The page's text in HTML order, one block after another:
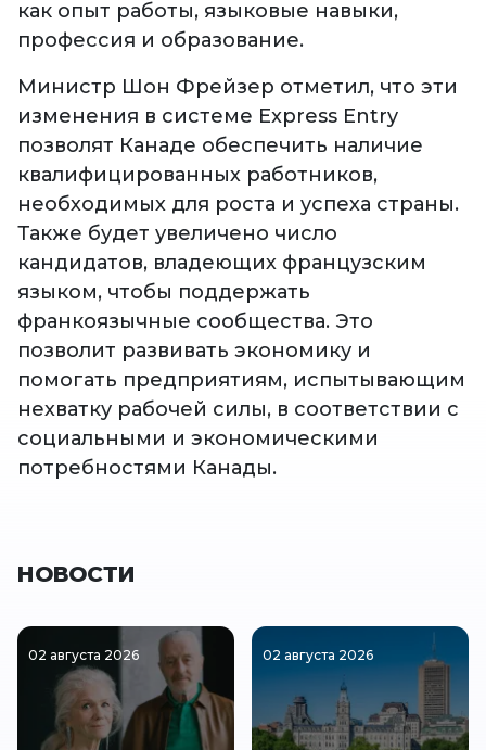
как опыт работы, языковые навыки,
профессия и образование.
Министр Шон Фрейзер отметил, что эти
изменения в системе Express Entry
позволят Канаде обеспечить наличие
квалифицированных работников,
необходимых для роста и успеха страны.
Также будет увеличено число
кандидатов, владеющих французским
языком, чтобы поддержать
франкоязычные сообщества. Это
позволит развивать экономику и
помогать предприятиям, испытывающим
нехватку рабочей силы, в соответствии с
социальными и экономическими
потребностями Канады.
НОВОСТИ
02 августа 2026 02 августа 2026